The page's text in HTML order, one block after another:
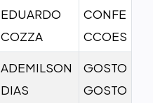
EDUARDO
COZZA
CONFE
CCOES
ADEMILSON
DIAS
GOSTO
GOSTO